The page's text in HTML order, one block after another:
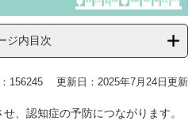
ジ内目次
156245 更新日：2025年7月24日更新
、認知症の予防につながります。